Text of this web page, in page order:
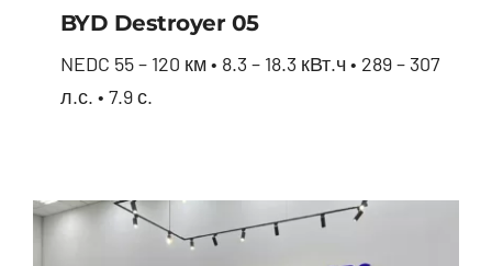
BYD Destroyer 05
NEDC 55 – 120 км • 8.3 – 18.3 кВт.ч • 289 – 307
л.с. • 7.9 с.